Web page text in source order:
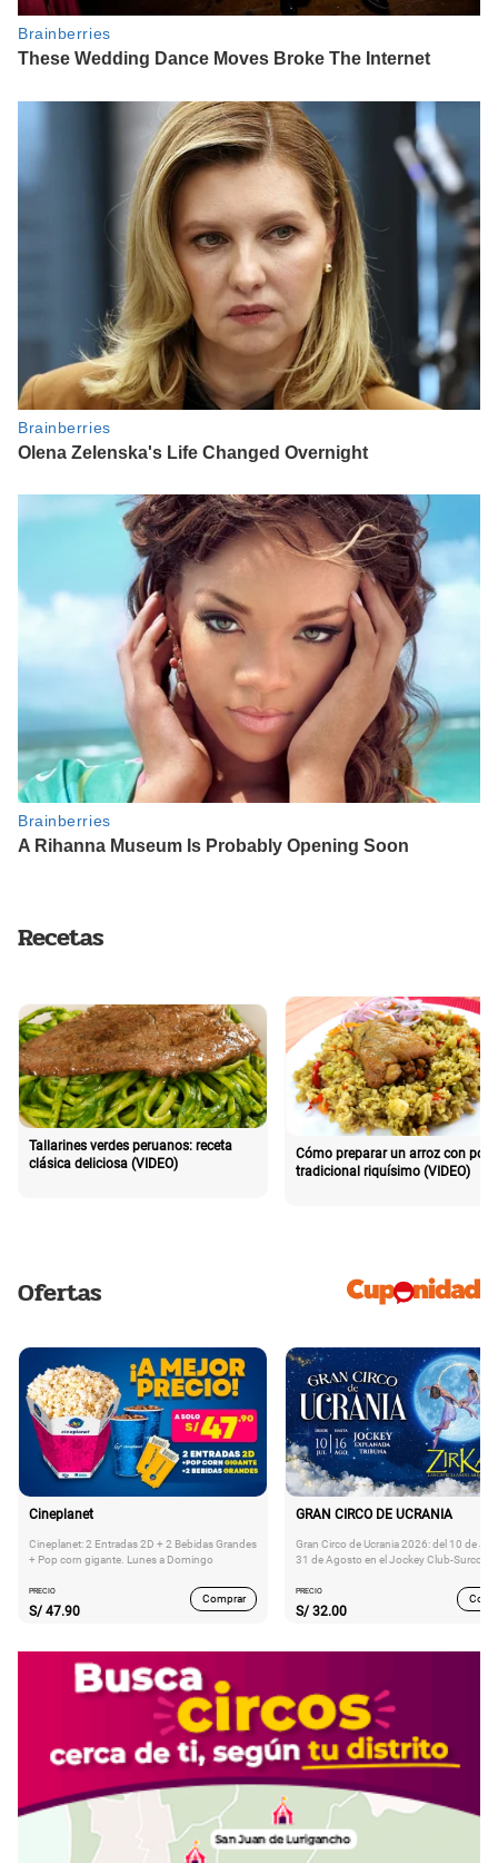
Recetas
Tallarines verdes peruanos: receta
clásica deliciosa (VIDEO)
Cómo preparar un arroz con pollo
tradicional riquísimo (VIDEO)
Ofertas
Cineplanet
Cineplanet: 2 Entradas 2D + 2 Bebidas Grandes
+ Pop corn gigante. Lunes a Domingo
PRECIO
S/ 47.90
Comprar
GRAN CIRCO DE UCRANIA
Gran Circo de Ucrania 2026: del 10 de
31 de Agosto en el Jockey Club-Surco
PRECIO
S/ 32.00